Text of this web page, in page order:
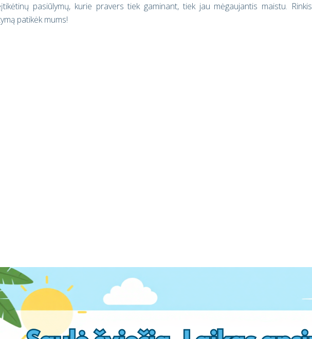
pasiūlymų, kurie pravers tiek gaminant, tiek jau mėgaujantis maistu. Rinkis
patikėk mums!